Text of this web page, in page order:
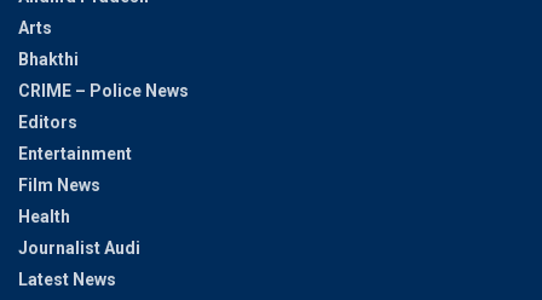
Arts
Bhakthi
CRIME – Police News
Editors
Entertainment
Film News
Health
Journalist Audi
Latest News